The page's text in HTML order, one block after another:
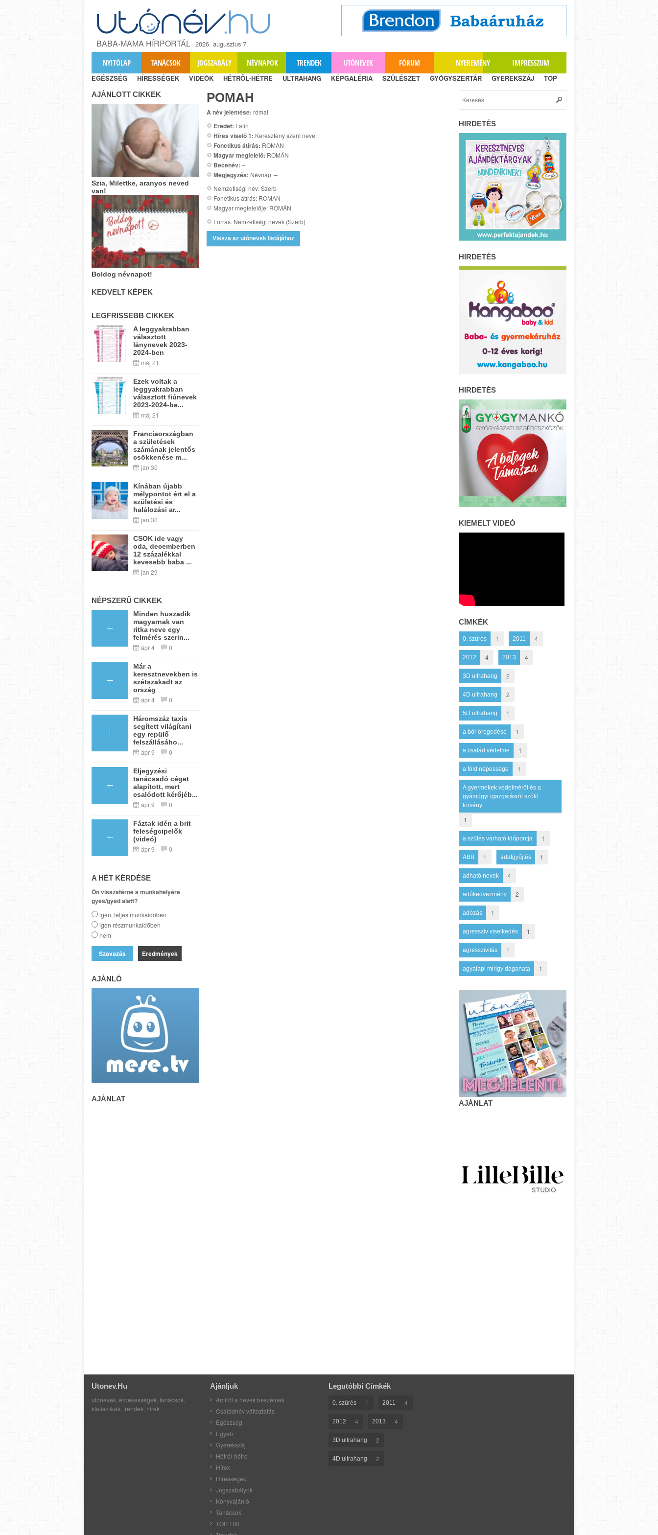
BABA-MAMA HÍRPORTÁL 2026. augusztus 7.
NYITÓLAP TANÁCSOK JOGSZABÁLY NÉVNAPOK TRENDEK UTÓNEVEK FÓRUM NYEREMÉNY IMPRESSZUM
EGÉSZSÉG HÍRESSÉGEK VIDEÓK HÉTRŐL-HÉTRE ULTRAHANG KÉPGALÉRIA SZÜLÉSZET GYÓGYSZERTÁR GYEREKSZÁJ TOP
РОМАН
A név jelentése: római
Eredet: Latin
Híres viselő 1: Keresztény szent neve.
Fonetikus átírás: ROMAN
Magyar megfelelő: ROMÁN
Becenév: –
Megjegyzés: Névnap: –
Nemzetiségi név: Szerb
Fonetikus átírás: ROMAN
Magyar megfelelője: ROMÁN
Forrás: Nemzetiségi nevek (Szerb)
Vissza az utónevek listájához
AJÁNLOTT CIKKEK
Szia, Milettke, aranyos neved
van!
Boldog névnapot!
KEDVELT KÉPEK
LEGFRISSEBB CIKKEK
A leggyakrabban
választott
lánynevek 2023-
2024-ben
máj 21
Ezek voltak a
leggyakrabban
választott fiúnevek
2023-2024-be...
máj 21
Franciaországban
a születések
számának jelentős
csökkenése m...
jan 30
Kínában újabb
mélypontot ért el a
születési és
halálozási ar...
jan 30
CSOK ide vagy
oda, decemberben
12 százalékkal
kevesebb baba ...
jan 29
NÉPSZERŰ CIKKEK
Minden huszadik
magyarnak van
ritka neve egy
felmérés szerin...
ápr 4 0
Már a
keresztnevekben is
szétszakadt az
ország
ápr 4 0
Háromszáz taxis
segített világítani
egy repülő
felszállásáho...
ápr 9 0
Eljegyzési
tanácsadó céget
alapított, mert
csalódott kérőjéb...
ápr 9 0
Fáztak idén a brit
feleségcipelők
(videó)
ápr 9 0
A HÉT KÉRDÉSE
Ön visszatérne a munkahelyére
gyes/gyed alatt?
igen, teljes munkaidőben
igen részmunkaidőben
nem
Eredmények
AJÁNLÓ
AJÁNLAT
HIRDETÉS
HIRDETÉS
HIRDETÉS
KIEMELT VIDEÓ
CÍMKÉK
0. szűrés 1 2011 4
2012 4 2013 4
3D ultrahang 2
4D ultrahang 2
5D ultrahang 1
a bőr öregedése 1
a család védelme 1
a föld népessége 1
A gyermekek védelméről és a
gyámügyi igazgatásról szóló
törvény
1
a szülés várható időpontja 1
ABB 1 adatgyűjtés 1
adható nevek 4
adókedvezmény 2
adózás 1
agresszív viselkedés 1
agresszivitás 1
agyalapi mirigy daganata 1
AJÁNLAT
Utonev.hu
utónevek, érdekességek, tanácsok,
statisztikák, trendek, hírek
Ajánljuk
Amiről a nevek beszélnek
Családnév változtatás
Egészség
Egyéb
Gyerekszáj
Hétről-hétre
Hírek
Hírességek
Jogszabályok
Könyvajánló
Tanácsok
TOP 100
Legutóbbi Címkék
0. szűrés 1 2011 4
2012 4 2013 4
3D ultrahang 2
4D ultrahang 2